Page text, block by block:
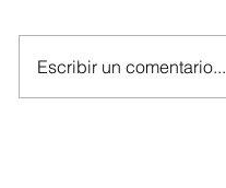
Escribir un comentario...